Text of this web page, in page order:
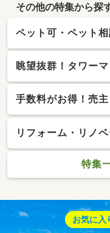
その他の特集から探
ペット可・ペット
眺望抜群！タワー
手数料がお得！売
リフォーム・リノ
特集
お気に入